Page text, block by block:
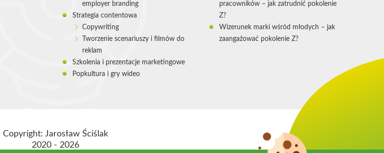
employer branding
Strategia contentowa
Copywriting
Tworzenie scenariuszy i filmów do
reklam
Szkolenia i prezentacje marketingowe
Popkultura i gry wideo
pracowników – jak zatrudnić pokolenie
Z?
Wizerunek marki wśród młodych – jak
zaangażować pokolenie Z?
Copyright: Jarosław Ściślak
2020 - 2026